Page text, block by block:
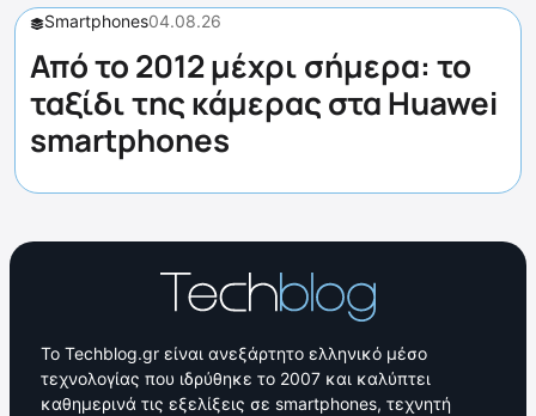
Smartphones04.08.26
Από το 2012 μέχρι σήμερα: το
ταξίδι της κάμερας στα Huawei
smartphones
Το Techblog.gr είναι ανεξάρτητο ελληνικό μέσο
τεχνολογίας που ιδρύθηκε το 2007 και καλύπτει
καθημερινά τις εξελίξεις σε smartphones, τεχνητή